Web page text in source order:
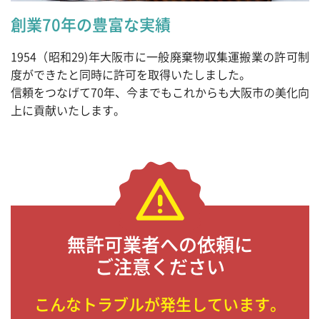
創業70年の豊富な実績
1954（昭和29)年大阪市に一般廃棄物収集運搬業の許可制
度ができたと同時に許可を取得いたしました。
信頼をつなげて70年、今までもこれからも大阪市の美化向
上に貢献いたします。
無許可業者への依頼に
ご注意ください
こんなトラブルが発生しています。